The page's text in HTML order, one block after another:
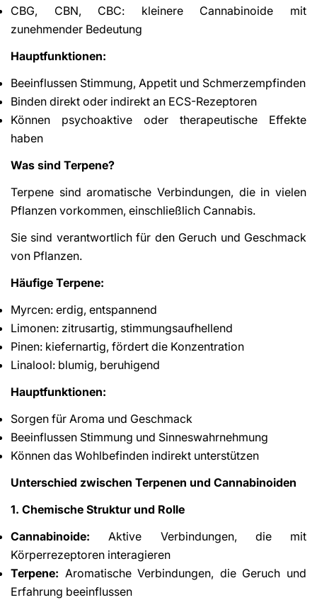
CBG, CBN, CBC: kleinere Cannabinoide mit
zunehmender Bedeutung
Hauptfunktionen:
Beeinflussen Stimmung, Appetit und Schmerzempfinden
Binden direkt oder indirekt an ECS-Rezeptoren
Können psychoaktive oder therapeutische Effekte
haben
Was sind Terpene?
Terpene sind aromatische Verbindungen, die in vielen
Pflanzen vorkommen, einschließlich Cannabis.
Sie sind verantwortlich für den Geruch und Geschmack
von Pflanzen.
Häufige Terpene:
Myrcen: erdig, entspannend
Limonen: zitrusartig, stimmungsaufhellend
Pinen: kiefernartig, fördert die Konzentration
Linalool: blumig, beruhigend
Hauptfunktionen:
Sorgen für Aroma und Geschmack
Beeinflussen Stimmung und Sinneswahrnehmung
Können das Wohlbefinden indirekt unterstützen
Unterschied zwischen Terpenen und Cannabinoiden
1. Chemische Struktur und Rolle
Cannabinoide: Aktive Verbindungen, die mit
Körperrezeptoren interagieren
Terpene: Aromatische Verbindungen, die Geruch und
Erfahrung beeinflussen